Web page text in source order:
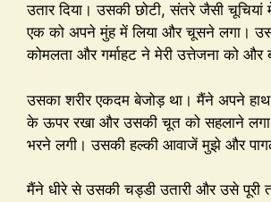
उतार दिया। उसकी छोटी, संतरे जैसी
एक को अपने मुंह में लिया और चूसने लगा।
कोमलता और गर्माहट ने मेरी उत्तेजना को और
उसका शरीर एकदम बेजोड़ था। मैंने अपने
के ऊपर रखा और उसकी चूत को सहलाने
भरने लगी। उसकी हल्की आवाजें मुझे और
मैंने धीरे से उसकी चड्डी उतारी और उसे पूरी